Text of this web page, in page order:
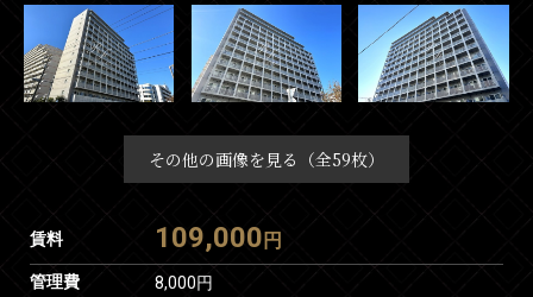
その他の画像を見る（全59枚）
賃料 109,000 円
管理費 8,000円